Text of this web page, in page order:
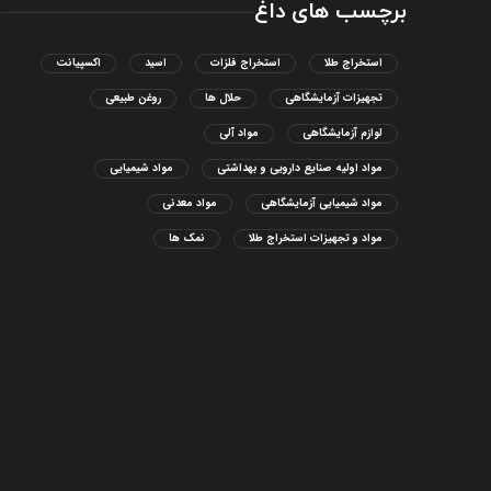
برچسب های داغ
استخراج طلا استخراج فلزات اسید اکسپیانت
تجهیزات آزمایشگاهی حلال ها روغن طبیعی
لوازم آزمایشگاهی مواد آلی
مواد اولیه صنایع دارویی و بهداشتی مواد شیمیایی
مواد شیمیایی آزمایشگاهی مواد معدنی
مواد و تجهیزات استخراج طلا نمک ها